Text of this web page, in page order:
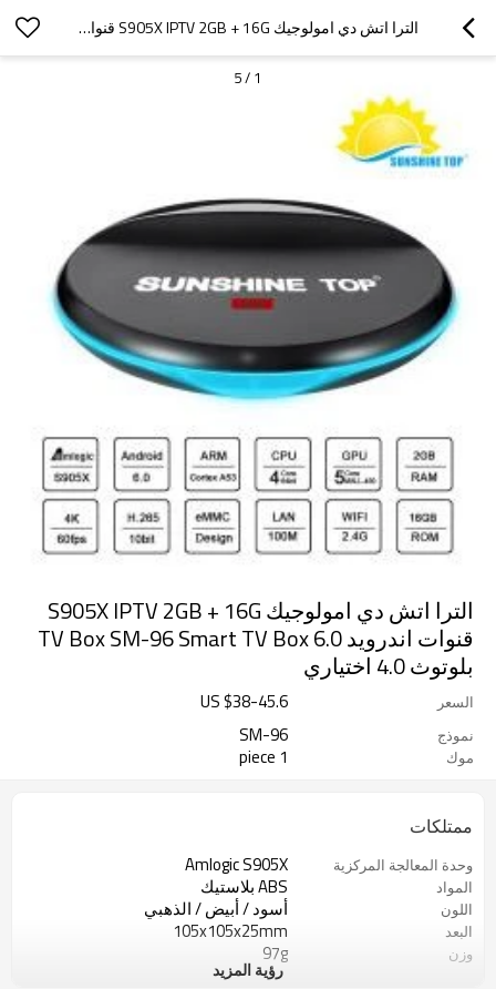
الترا اتش دي امولوجيك S905X IPTV 2GB + 16G قنوات اندرويد 6.0 TV BOX SM-96 SMART TV BOX بلوتوث 4.0 اختياري
1
/
5
الترا اتش دي امولوجيك S905X IPTV 2GB + 16G
قنوات اندرويد 6.0 TV Box SM-96 Smart TV Box
بلوتوث 4.0 اختياري
السعر US $38-45.6
نموذج SM-96
موك 1 piece
ممتلكات
وحدة المعالجة المركزية Amlogic S905X
المواد ABS بلاستيك
اللون أسود / أبيض / الذهبي
البعد 105x105x25mm
وزن 97g
100000PCS
رؤية المزيد